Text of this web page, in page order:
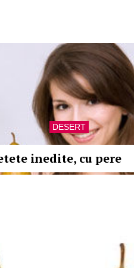
DESERT
inedite, cu pere